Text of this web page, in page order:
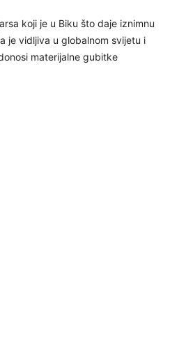
koji je u Biku što daje iznimnu
je vidljiva u globalnom svijetu i
materijalne gubitke